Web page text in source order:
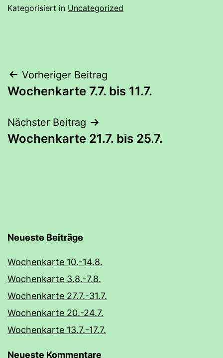
Kategorisiert in Uncategorized
Beitrags-
Navigation
Vorheriger Beitrag
Wochenkarte 7.7. bis 11.7.
Nächster Beitrag
Wochenkarte 21.7. bis 25.7.
Neueste Beiträge
Wochenkarte 10.-14.8.
Wochenkarte 3.8.-7.8.
Wochenkarte 27.7.-31.7.
Wochenkarte 20.-24.7.
Wochenkarte 13.7.-17.7.
Neueste Kommentare